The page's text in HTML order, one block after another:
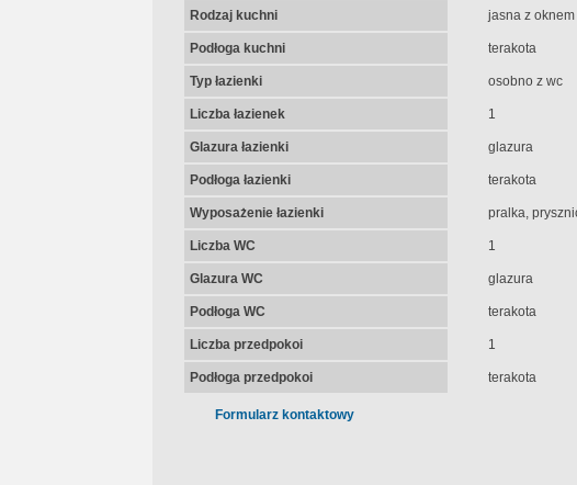
Rodzaj kuchni jasna z oknem
Podłoga kuchni terakota
Typ łazienki osobno z wc
Liczba łazienek 1
Glazura łazienki glazura
Podłoga łazienki terakota
Wyposażenie łazienki pralka,
Liczba WC 1
Glazura WC glazura
Podłoga WC terakota
Liczba przedpokoi 1
Podłoga przedpokoi terakota
Formularz kontaktowy